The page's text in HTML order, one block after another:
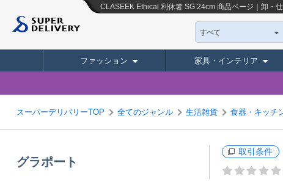
CLASEEK Ethical 利休箸 SG 24cm 商品ページ｜卸・
すべて
ファッション 家具・インテリア
スーパーデリバリーTOP 全てのジャンル 生活雑貨 食器・キッチ
グラポート
取引条件